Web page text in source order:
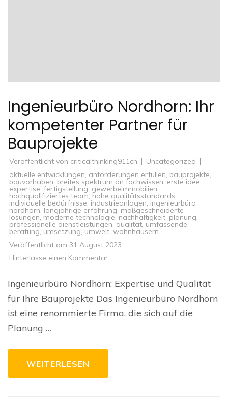
Ingenieurbüro Nordhorn: Ihr
kompetenter Partner für
Bauprojekte
Veröffentlicht von criticalthinking911ch
Uncategorized
aktuelle entwicklungen, anforderungen erfüllen, bauprojekte,
bauvorhaben, breites spektrum an fachwissen, erste idee,
expertise, fertigstellung, gewerbeimmobilien,
hochqualifiziertes team, hohe qualitätsstandards,
individuelle bedürfnisse, industrieanlagen, ingenieurbüro
nordhorn, langjährige erfahrung, maßgeschneiderte
lösungen, moderne technologie, nachhaltigkeit, planung,
professionelle dienstleistungen, qualität, umfassende
beratung, umsetzung, umwelt, wohnhäusern
Veröffentlicht am 31 August 2023
Hinterlasse einen Kommentarzu
Ihr
kompetenter
für
Ingenieurbüro Nordhorn: Expertise und Qualität
für Ihre Bauprojekte Das Ingenieurbüro Nordhorn
ist eine renommierte Firma, die sich auf die
Planung …
WEITERLESEN